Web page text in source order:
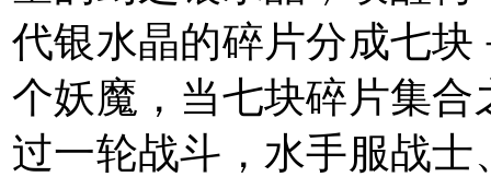
代银水晶的碎片分成七
个妖魔，当七块碎片集
过一轮战斗，水手服战